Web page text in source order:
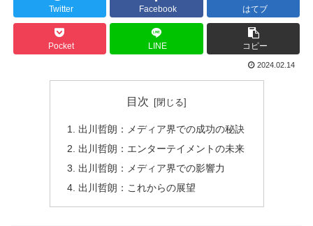
Twitter Facebook はてブ
Pocket LINE コピー
2024.02.14
目次
出川哲朗：メディア界での成功の秘訣
出川哲朗：エンターテイメントの未来
出川哲朗：メディア界での影響力
出川哲朗：これからの展望